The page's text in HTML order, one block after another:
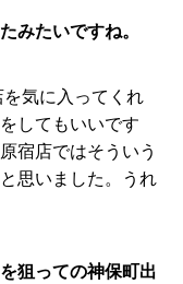
みたいですね。
気に入ってくれ
してもいいです
宿店ではそういう
思いました。うれ
狙っての神保町出